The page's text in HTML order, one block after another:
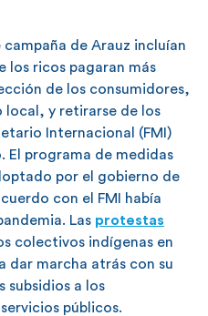
campaña de Arauz incluían
los ricos pagaran más
de los consumidores,
local, y retirarse de los
Internacional (FMI)
El programa de medidas
por el gobierno de
con el FMI había
Las protestas
colectivos indígenas en
dar marcha atrás con su
subsidios a los
públicos.